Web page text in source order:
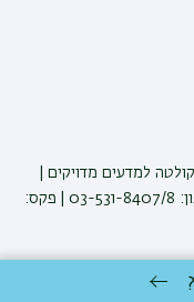
למדעים מדויקים |
אוניברסיטת בר אילן רמת גן 5290002 | טלפון: 03-531-8407/8 | פקס: